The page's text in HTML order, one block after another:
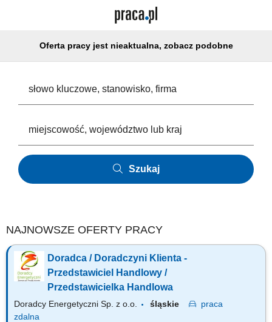
Oferta pracy jest nieaktualna, zobacz podobne
Szukaj
NAJNOWSZE OFERTY PRACY
Doradca / Doradczyni Klienta -
Przedstawiciel Handlowy /
Przedstawicielka Handlowa
Doradcy Energetyczni Sp. z o.o. śląskie
praca
zdalna